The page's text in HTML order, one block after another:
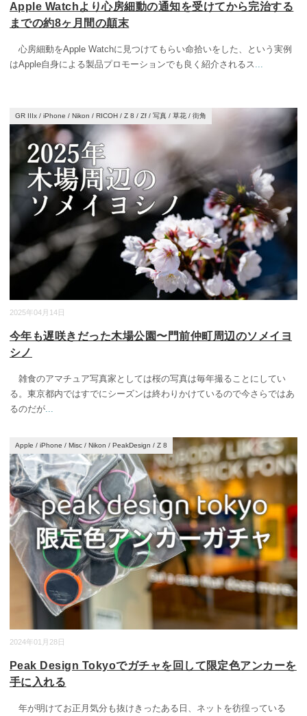
Apple Watchより心房細動の通知を受けてから完治する
までの約8ヶ月間の顛末
心房細動をApple Watchに見つけてもらい命拾いをした、という実例
はApple自身による製品プロモーションでも良く紹介されるス...
2025年04月14日
GR IIIx / iPhone / Nikon / RICOH / Z 8 / Zf / 写真 / 草花 / 街角
今年も遅咲きだった木場公園〜門前仲町周辺のソメイヨ
シノ
雑食のアマチュア写真家としては桜の写真は毎年撮ることにしてい
る。東京都内ではすでにシーズンは終わりかけているので今さらではあ
るのだが...
2024年01月28日
Apple / iPhone / Misc / Nikon / PeakDesign / Z 8
Peak Design Tokyoでガチャを回して限定色アンカーを
手に入れる
年が明けてお正月気分も抜けきったある日、ネットを彷徨っている